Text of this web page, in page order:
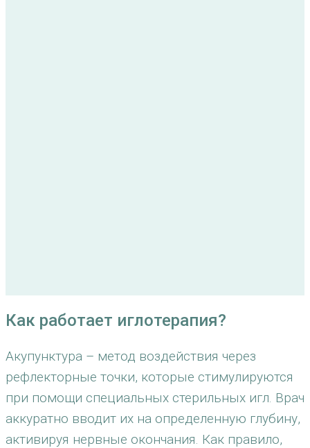
Как работает иглотерапия?
Акупунктура – метод воздействия через
рефлекторные точки, которые стимулируются
при помощи специальных стерильных игл. Врач
аккуратно вводит их на определенную глубину,
активируя нервные окончания. Как правило,